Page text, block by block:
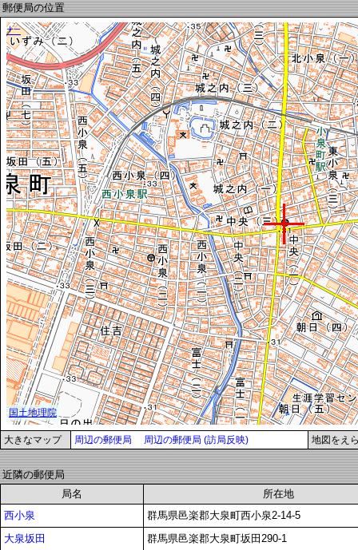
郵便局の位置
大きなマップ 周辺の郵便局 周辺の郵便局 (訪局反映) 地図をえ
近隣の郵便局
局名
所在地
西小泉
群馬県邑楽郡大泉町西小泉2-14-5
大泉坂田
群馬県邑楽郡大泉町坂田290-1